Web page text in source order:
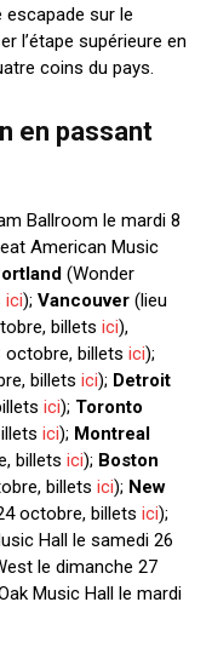
sur le
l’étape supérieure en
coins du pays.
en passant
Ballroom le mardi 8
American Music
(Wonder
ici); Vancouver (lieu
billets ici),
octobre, billets ici);
billets ici); Detroit
ici); Toronto
ici); Montreal
billets ici); Boston
billets ici); New
octobre, billets ici);
Hall le samedi 26
le dimanche 27
Music Hall le mardi